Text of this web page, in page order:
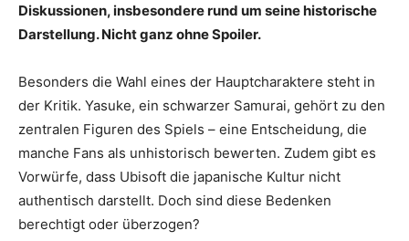
Diskussionen, insbesondere rund um seine historische
Darstellung. Nicht ganz ohne Spoiler.
Besonders die Wahl eines der Hauptcharaktere steht in
der Kritik. Yasuke, ein schwarzer Samurai, gehört zu den
zentralen Figuren des Spiels – eine Entscheidung, die
manche Fans als unhistorisch bewerten. Zudem gibt es
Vorwürfe, dass Ubisoft die japanische Kultur nicht
authentisch darstellt. Doch sind diese Bedenken
berechtigt oder überzogen?